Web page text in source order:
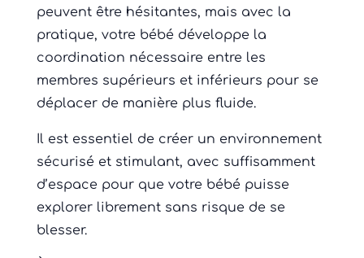
peuvent être hésitantes, mais avec la
pratique, votre bébé développe la
coordination nécessaire entre les
membres supérieurs et inférieurs pour se
déplacer de manière plus fluide.
Il est essentiel de créer un environnement
sécurisé et stimulant, avec suffisamment
d’espace pour que votre bébé puisse
explorer librement sans risque de se
blesser.